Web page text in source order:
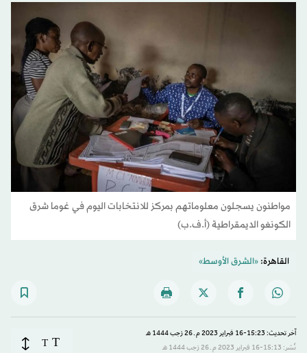
مواطنون يسجلون معلوماتهم بمركز للانتخابات اليوم في غوما شرق
الكونغو الديمقراطية (أ.ف.ب)
القاهرة:«الشرق الأوسط»
آخر تحديث: 15:23-16 فبراير 2023 م ـ 26 رَجب 1444 هـ
نُشر: 15:13-16 فبراير 2023 م ـ 26 رَجب 1444 هـ
T
T